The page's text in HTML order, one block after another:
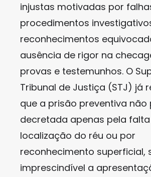
injustas motivadas por
procedimentos
reconhecimentos
ausência de rigor na
provas e testemunhos. O
Tribunal de Justiça (STJ) já
que a prisão preventiva não
decretada apenas pela
localização do réu ou por
reconhecimento superficial,
imprescindível a